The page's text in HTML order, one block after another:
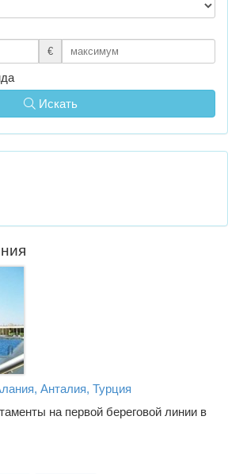
€
Искать
Анталия, Турция
на первой береговой линии в